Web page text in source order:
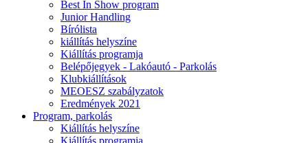
Best In Show program
Junior Handling
Bírólista
kiállítás helyszíne
Kiállítás programja
Belépőjegyek - Lakóautó - Parkolás
Klubkiállítások
MEOESZ szabályzatok
Eredmények 2021
Program, parkolás
Kiállítás helyszíne
Kiállítás programja